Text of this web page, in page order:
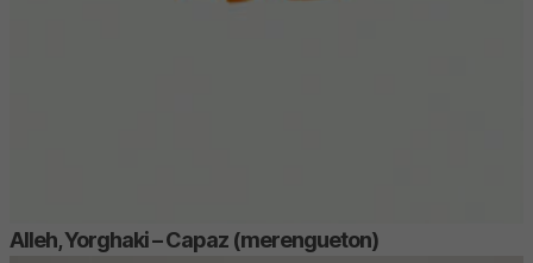
Alleh, Yorghaki – Capaz (merengueton)